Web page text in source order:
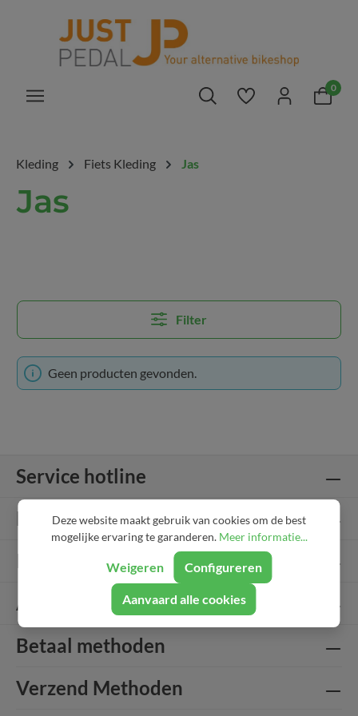
Je hebt 0 items
0
Kleding Fiets Kleding Jas
Jas
Filter
Geen producten gevonden.
Service hotline
Lifestyle
Info
About..
Betaal methoden
Verzend Methoden
Deze website maakt gebruik van cookies om de best
mogelijke ervaring te garanderen. Meer informatie...
Weigeren Configureren
Aanvaard alle cookies